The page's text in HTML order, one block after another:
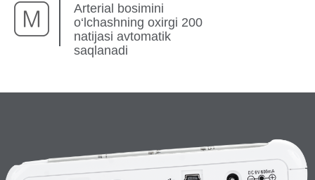
Arterial bosimini
o‘lchashning oxirgi 200
natijasi avtomatik
saqlanadi